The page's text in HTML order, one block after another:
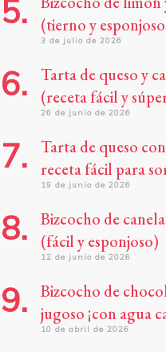
(tierno y
3 de julio de 2026
Tarta de queso y
(receta fácil y
26 de junio de 2026
Tarta de queso
receta fácil para
19 de junio de 2026
Bizcocho de
(fácil y esponjoso)
12 de junio de 2026
Bizcocho de
jugoso ¡con agua
10 de abril de 2026